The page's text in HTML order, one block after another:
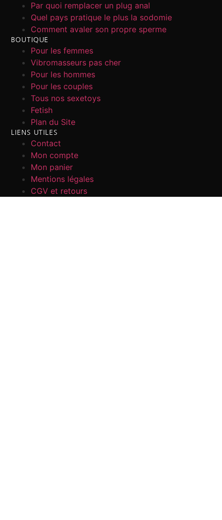
Par quoi remplacer un plug anal
Quel pays pratique le plus la sodomie
Comment avaler son propre sperme
BOUTIQUE
Pour les femmes
Vibromasseurs pas cher
Pour les hommes
Pour les couples
Tous nos sexetoys
Fetish
Plan du Site
LIENS UTILES
Contact
Mon compte
Mon panier
Mentions légales
CGV et retours